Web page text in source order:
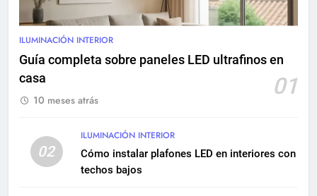
9
Renovación eléctrica en
completa
INSTALACIONES ELÉCTRICAS
MANTENIMIENTO
10
eléctrica empotrada en
viviendas
INSTALACIONES ELÉCTRICAS
ILUMINACIÓN INTERIOR
Guía completa sobre paneles LED ultrafinos en
casa
01
10 meses atrás
02
ILUMINACIÓN INTERIOR
Cómo instalar plafones LED en interiores con
techos bajos